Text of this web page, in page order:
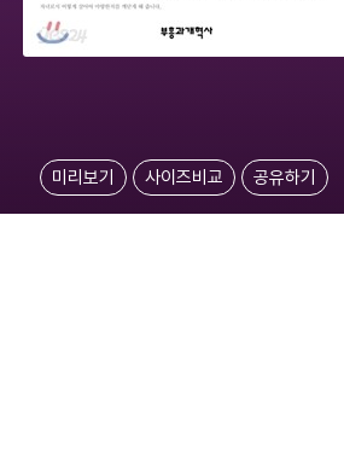
미리보기 사이즈비교 공유하기